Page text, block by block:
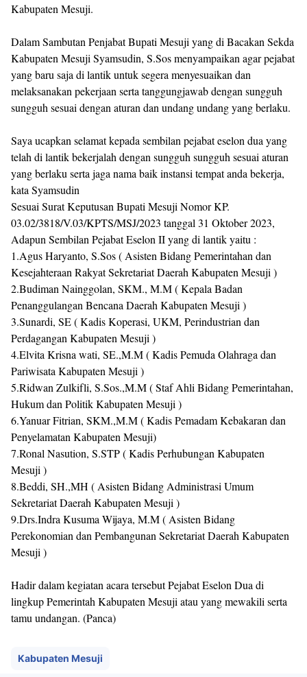
Kabupaten Mesuji.
Dalam Sambutan Penjabat Bupati Mesuji yang di Bacakan Sekda
Kabupaten Mesuji Syamsudin, S.Sos menyampaikan agar pejabat
yang baru saja di lantik untuk segera menyesuaikan dan
melaksanakan pekerjaan serta tanggungjawab dengan sungguh
sungguh sesuai dengan aturan dan undang undang yang berlaku.
Saya ucapkan selamat kepada sembilan pejabat eselon dua yang
telah di lantik bekerjalah dengan sungguh sungguh sesuai aturan
yang berlaku serta jaga nama baik instansi tempat anda bekerja,
kata Syamsudin
Sesuai Surat Keputusan Bupati Mesuji Nomor KP.
03.02/3818/V.03/KPTS/MSJ/2023 tanggal 31 Oktober 2023,
Adapun Sembilan Pejabat Eselon II yang di lantik yaitu :
1.Agus Haryanto, S.Sos ( Asisten Bidang Pemerintahan dan
Kesejahteraan Rakyat Sekretariat Daerah Kabupaten Mesuji )
2.Budiman Nainggolan, SKM., M.M ( Kepala Badan
Penanggulangan Bencana Daerah Kabupaten Mesuji )
3.Sunardi, SE ( Kadis Koperasi, UKM, Perindustrian dan
Perdagangan Kabupaten Mesuji )
4.Elvita Krisna wati, SE.,M.M ( Kadis Pemuda Olahraga dan
Pariwisata Kabupaten Mesuji )
5.Ridwan Zulkifli, S.Sos.,M.M ( Staf Ahli Bidang Pemerintahan,
Hukum dan Politik Kabupaten Mesuji )
6.Yanuar Fitrian, SKM.,M.M ( Kadis Pemadam Kebakaran dan
Penyelamatan Kabupaten Mesuji)
7.Ronal Nasution, S.STP ( Kadis Perhubungan Kabupaten
Mesuji )
8.Beddi, SH.,MH ( Asisten Bidang Administrasi Umum
Sekretariat Daerah Kabupaten Mesuji )
9.Drs.Indra Kusuma Wijaya, M.M ( Asisten Bidang
Perekonomian dan Pembangunan Sekretariat Daerah Kabupaten
Mesuji )
Hadir dalam kegiatan acara tersebut Pejabat Eselon Dua di
lingkup Pemerintah Kabupaten Mesuji atau yang mewakili serta
tamu undangan. (Panca)
Kabupaten Mesuji